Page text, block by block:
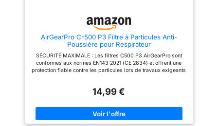
AirGearPro C-500 P3 Filtre à Particules Anti-
Poussière pour Respirateur
SÉCURITÉ MAXIMALE : Les filtres C500 P3 AirGearPro sont
conformes aux normes EN143:2021 (CE 2834) et offrent une
protection fiable contre les particules lors de travaux exigeants
performante est essentielle. LARGE COMPATIBILITÉ : La
avec les modèles AirGearPro G-500, G-750 et M-500. Chaque
P3 assure une connexion stable et sécurisée pour un usage
professionnel. PROTECTION SUPÉRIEURE : Ce filtre à
14,99 €